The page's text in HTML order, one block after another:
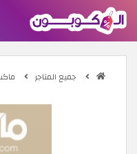
جميع المتاجر